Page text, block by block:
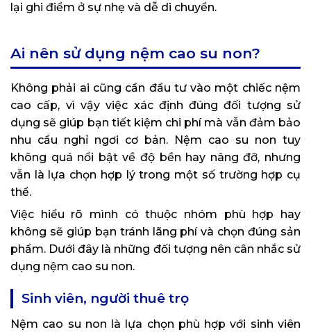
lại ghi điểm ở sự nhẹ và dễ di chuyển.
Ai nên sử dụng nệm cao su non?
Không phải ai cũng cần đầu tư vào một chiếc nệm
cao cấp, vì vậy việc xác định đúng đối tượng sử
dụng sẽ giúp bạn tiết kiệm chi phí mà vẫn đảm bảo
nhu cầu nghỉ ngơi cơ bản. Nệm cao su non tuy
không quá nổi bật về độ bền hay nâng đỡ, nhưng
vẫn là lựa chọn hợp lý trong một số trường hợp cụ
thể.
Việc hiểu rõ mình có thuộc nhóm phù hợp hay
không sẽ giúp bạn tránh lãng phí và chọn đúng sản
phẩm. Dưới đây là những đối tượng nên cân nhắc sử
dụng nệm cao su non.
Sinh viên, người thuê trọ
Nệm cao su non là lựa chọn phù hợp với sinh viên